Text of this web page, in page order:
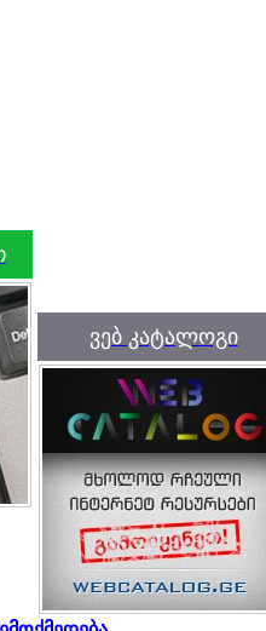
ვებ კატალოგი